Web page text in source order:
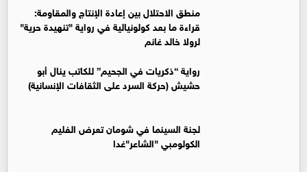
منطق الاحتلال بين إعادة الإنتاج والمقاومة:
قراءة ما بعد كولونيالية في رواية "تنهيدة حرية"
لرولا خالد غانم
رواية “ذكريات في الجحيم” للكاتب ينال أبو
حشيش (حركة السرد على الثقافات الإنسانية)
لجنة السينما في شومان تعرض الفليم
الكولومبي "الشاعر"غدا